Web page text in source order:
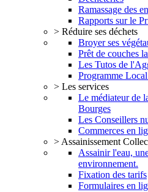
Ramassage des
Rapports sur le
> Réduire ses déchets
Broyer ses
Prêt de couches
Les Tutos de
Programme
> Les services
Le médiateur de
Bourges
Les Conseillers
Commerces en
> Assainissement
Assainir l'eau,
environnement.
Fixation des tarifs
Formulaires en